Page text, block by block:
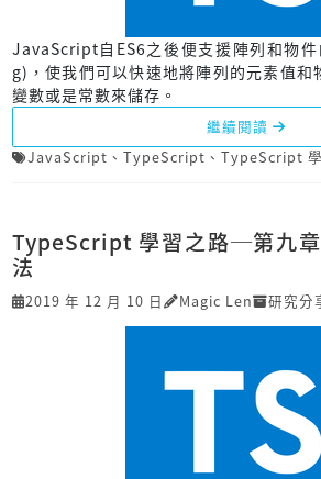
JavaScript自ES6之後便支援陣列和物
g)，使我們可以快速地將陣列的元素值和
變數或是常數來儲存。
繼續閱讀
JavaScript 、 TypeScript 、 TypeScript
TypeScript 學習之路─第九章
法
2019 年 12 月 10 日 Magic Len 研究分